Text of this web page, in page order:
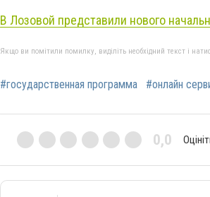
В Лозовой представили нового
Якщо ви помітили помилку, виділіть необхідний текст і
#государственная программа #онлайн
0,0